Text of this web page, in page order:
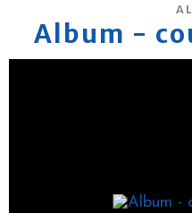
Album -